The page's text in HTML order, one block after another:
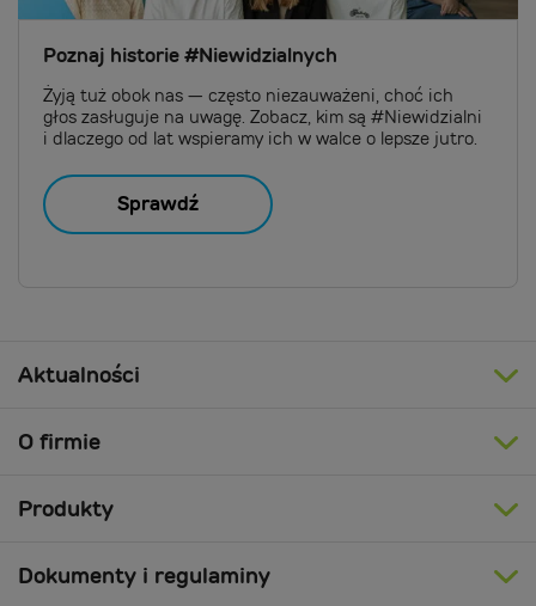
Poznaj historie #Niewidzialnych
Żyją tuż obok nas — często niezauważeni, choć ich
głos zasługuje na uwagę. Zobacz, kim są #Niewidzialni
i dlaczego od lat wspieramy ich w walce o lepsze jutro.
Sprawdź
Aktualności
O firmie
Produkty
Dokumenty i regulaminy